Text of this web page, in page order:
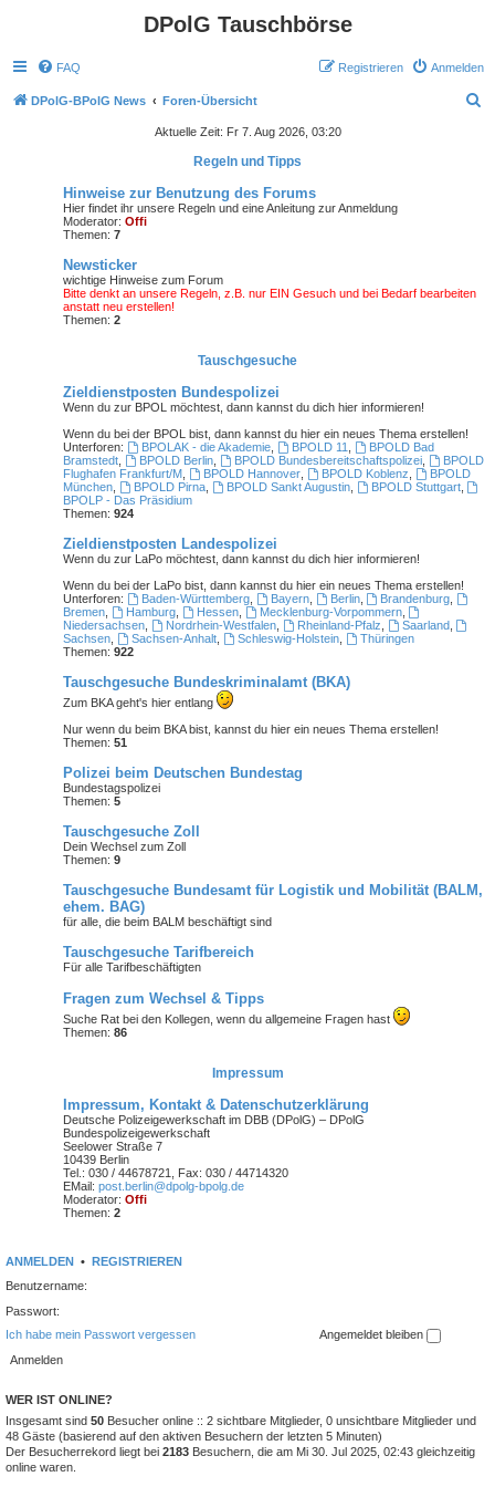
DPolG Tauschbörse
FAQ Anmelden
Registrieren
DPolG-BPolG News Foren-Übersicht
Aktuelle Zeit: Fr 7. Aug 2026, 03:20
Regeln und Tipps
Hinweise zur Benutzung des Forums
Hier findet ihr unsere Regeln und eine Anleitung zur Anmeldung
Moderator: Offi
Themen: 7
Newsticker
wichtige Hinweise zum Forum
Bitte denkt an unsere Regeln, z.B. nur EIN Gesuch und bei Bedarf bearbeiten
anstatt neu erstellen!
Themen: 2
Tauschgesuche
Zieldienstposten Bundespolizei
Wenn du zur BPOL möchtest, dann kannst du dich hier informieren!
Wenn du bei der BPOL bist , dann kannst du hier ein neues Thema erstellen!
Unterforen:
BPOLAK - die Akademie, BPOLD 11
BPOLD Bad
Bramstedt
BPOLD Berlin, BPOLD Bundesbereitschaftspolizei,
BPOLD
Flughafen Frankfurt/M
BPOLD Hannover, BPOLD Koblenz
BPOLD
München
BPOLD Pirna, BPOLD Sankt Augustin, BPOLD Stuttgart,
BPOLP - Das Präsidium
Themen: 924
Zieldienstposten Landespolizei
Wenn du zur LaPo möchtest, dann kannst du dich hier informieren!
Wenn du bei der LaPo bist , dann kannst du hier ein neues Thema erstellen!
Unterforen:
Baden-Württemberg, Bayern, Berlin, Brandenburg
Bremen
Hamburg, Hessen, Mecklenburg-Vorpommern,
Niedersachsen
Nordrhein-Westfalen, Rheinland-Pfalz Saarland,
Sachsen
Sachsen-Anhalt, Schleswig-Holstein,
Thüringen
Themen: 922
Tauschgesuche Bundeskriminalamt (BKA)
Zum BKA geht's hier entlang
Nur wenn du beim BKA bist , kannst du hier ein neues Thema erstellen!
Themen: 51
Polizei beim Deutschen Bundestag
Bundestagspolizei
Themen: 5
Tauschgesuche Zoll
Dein Wechsel zum Zoll
Themen: 9
Tauschgesuche Bundesamt für Logistik und Mobilität (BALM,
ehem. BAG)
für alle, die beim BALM beschäftigt sind
Tauschgesuche Tarifbereich
Für alle Tarifbeschäftigten
Fragen zum Wechsel & Tipps
Suche Rat bei den Kollegen, wenn du allgemeine Fragen hast
Themen: 86
Impressum
Impressum, Kontakt & Datenschutzerklärung
Deutsche Polizeigewerkschaft im DBB (DPolG) – DPolG
Bundespolizeigewerkschaft
Seelower Straße 7
10439 Berlin
Tel.: 030 / 44678721, Fax: 030 / 44714320
EMail: post.berlin@dpolg-bpolg.de
Moderator: Offi
Themen: 2
ANMELDEN • REGISTRIEREN
Benutzername:
Passwort:
Ich habe mein Passwort vergessen
Angemeldet bleiben
WER IST ONLINE?
Insgesamt sind 50 Besucher online :: 2 sichtbare Mitglieder, 0 unsichtbare Mitglieder und
48 Gäste (basierend auf den aktiven Besuchern der letzten 5 Minuten)
Der Besucherrekord liegt bei 2183 Besuchern, die am Mi 30. Jul 2025, 02:43 gleichzeitig
online waren.